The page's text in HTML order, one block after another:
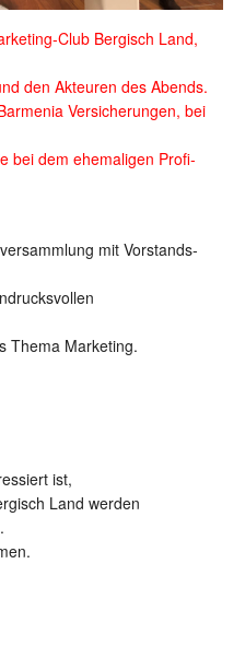
Club Bergisch Land,
den Akteuren des Abends.
Versicherungen, bei
bei dem ehemaligen Profi-
mit Vorstands-
Thema Marketing.
ist,
Land werden